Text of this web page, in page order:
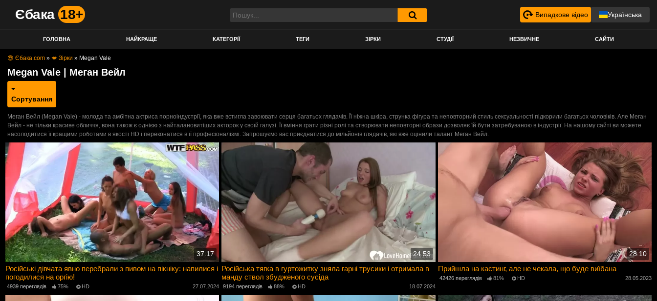
Єбака 18+ Випадкове відео Українська
ГОЛОВНА НАЙКРАЩЕ КАТЕГОРІЇ ТЕГИ ЗІРКИ СТУДІЇ НЕЗВИЧНЕ САЙТИ
😎 Єбака.com » 💋 Зірки » Megan Vale
Megan Vale | Меган Вейл
Сортування
Меган Вейл (Megan Vale) - молода та амбітна актриса порноіндустрії, яка вже встигла завоювати серця багатьох глядачів. Її ніжна шкіра, струнка фігура та неповторний стиль сексуальності підкорили багатьох чоловіків. Але Меган
Вейл - не тільки красиве обличчя, вона також є однією з найталановитіших акторок у своїй галузі. Її вміння грати різні ролі та створювати неповторні образи дозволяє їй бути затребуваною в індустрії. На нашому сайті ви можете
насолодитися її кращими роботами в якості HD і переконатися в її професіоналізмі. Запрошуємо вас приєднатися до мільйонів глядачів, які вже оцінили талант Меган Вейл.
37:17
Російські дівчата явно перебрали з пивом на пікніку: напилися і
погодилися на оргію!
4939 переглядів 75% HD 27.07.2024
24:53
Російська тягка в гуртожитку зняла гарні трусики і отримала в
манду ствол збудженого сусіда
9194 переглядів 88% HD 18.07.2024
28:10
Прийшла на кастинг, але не чекала, що буде виїбана
42426 переглядів 81% HD 28.05.2023